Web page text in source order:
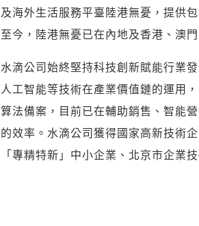
及海外生活服務平臺陸港無憂，提供
至今，陸港無憂已在內地及香港、澳
水滴公司始終堅持科技創新賦能行業
人工智能等技術在產業價值鏈的運用
算法備案，目前已在輔助銷售、智能
的效率。水滴公司獲得國家高新技術
「專精特新」中小企業、北京市企業